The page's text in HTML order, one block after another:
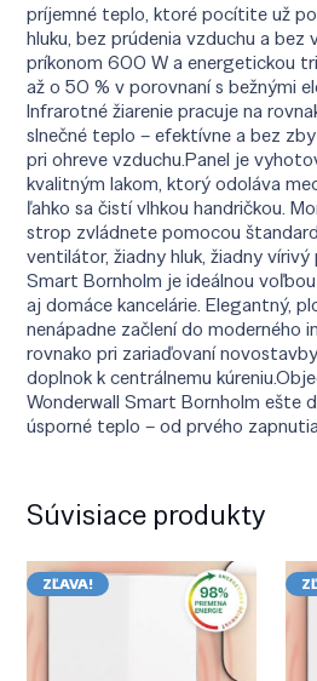
príjemné teplo, ktoré pocítite už
hluku, bez prúdenia vzduchu a bez
príkonom 600 W a energetickou
až o 50 % v porovnaní s bežnými
Infrarotné žiarenie pracuje na
slnečné teplo – efektívne a bez
pri ohreve vzduchu.Panel je
kvalitným lakom, ktorý odoláva
ľahko sa čistí vlhkou handričkou.
strop zvládnete pomocou
ventilátor, žiadny hluk, žiadny vírivý
Smart Bornholm je ideálnou
aj domáce kancelárie. Elegantný,
nenápadne začlení do moderného
rovnako pri zariaďovaní
doplnok k centrálnemu
Wonderwall Smart Bornholm ešte
úsporné teplo – od prvého
Súvisiace produkty
ZĽAVA!